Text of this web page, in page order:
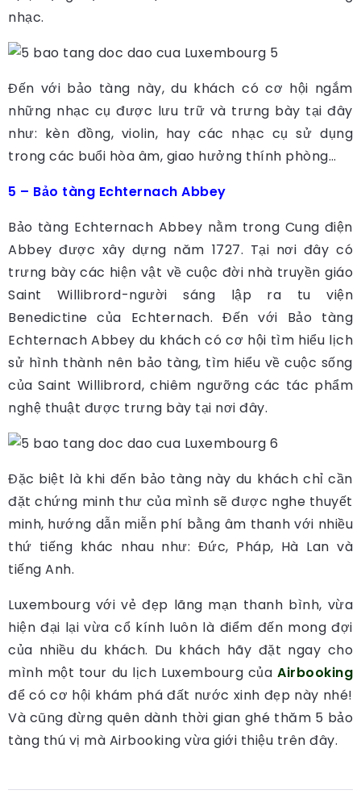
nhạc.
Đến với bảo tàng này, du khách có cơ hội ngắm
những nhạc cụ được lưu trữ và trưng bày tại đây
như: kèn đồng, violin, hay các nhạc cụ sử dụng
trong các buổi hòa âm, giao hưởng thính phòng…
5 – Bảo tàng Echternach Abbey
Bảo tàng Echternach Abbey nằm trong Cung điện
Abbey được xây dựng năm 1727. Tại nơi đây có
trưng bày các hiện vật về cuộc đời nhà truyền giáo
Saint Willibrord-người sáng lập ra tu viện
Benedictine của Echternach. Đến với Bảo tàng
Echternach Abbey du khách có cơ hội tìm hiểu lịch
sử hình thành nên bảo tàng, tìm hiểu về cuộc sống
của Saint Willibrord, chiêm ngưỡng các tác phẩm
nghệ thuật được trưng bày tại nơi đây.
Đặc biệt là khi đến bảo tàng này du khách chỉ cần
đặt chứng minh thư của mình sẽ được nghe thuyết
minh, hướng dẫn miễn phí bằng âm thanh với nhiều
thứ tiếng khác nhau như: Đức, Pháp, Hà Lan và
tiếng Anh.
Luxembourg với vẻ đẹp lãng mạn thanh bình, vừa
hiện đại lại vừa cổ kính luôn là điểm đến mong đợi
của nhiều du khách. Du khách hãy đặt ngay cho
mình một tour du lịch Luxembourg của Airbooking
để có cơ hội khám phá đất nước xinh đẹp này nhé!
Và cũng đừng quên dành thời gian ghé thăm 5 bảo
tàng thú vị mà Airbooking vừa giới thiệu trên đây.